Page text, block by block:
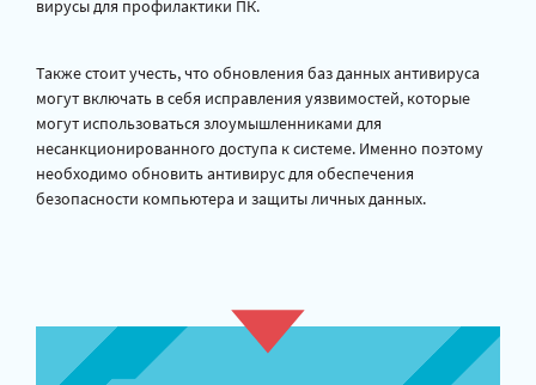
вирусы для профилактики ПК.
Также стоит учесть, что обновления баз данных антивируса
могут включать в себя исправления уязвимостей, которые
могут использоваться злоумышленниками для
несанкционированного доступа к системе. Именно поэтому
необходимо обновить антивирус для обеспечения
безопасности компьютера и защиты личных данных.